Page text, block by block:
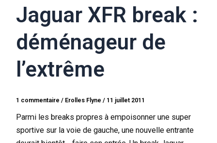
Jaguar XFR break :
déménageur de
l’extrême
1 commentaire / Erolles Flyne/ 11 juillet 2011
Parmi les breaks propres à empoisonner une super
sportive sur la voie de gauche, une nouvelle entrante